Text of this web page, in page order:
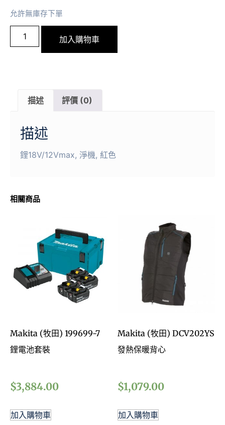
允許無庫存下單
加入購物車
描述 評價 (0)
描述
鋰18V/12Vmax, 淨機, 紅色
相關商品
Makita (牧田) 199699-7
鋰電池套裝
$3,884.00
加入購物車
Makita (牧田) DCV202YS
發熱保暖背心
$1,079.00
加入購物車